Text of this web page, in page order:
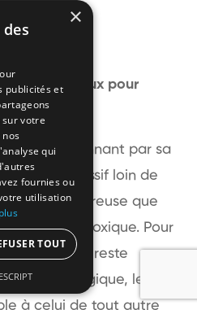
il dangereux pour
impressionnant par sa
peu agressif loin de
plus douloureuse que
être plus toxique. Pour
elle reste
allergique, le
à celui de tout autre
×
publicités et
votre
qui
fournies ou
utilisation
TOUT